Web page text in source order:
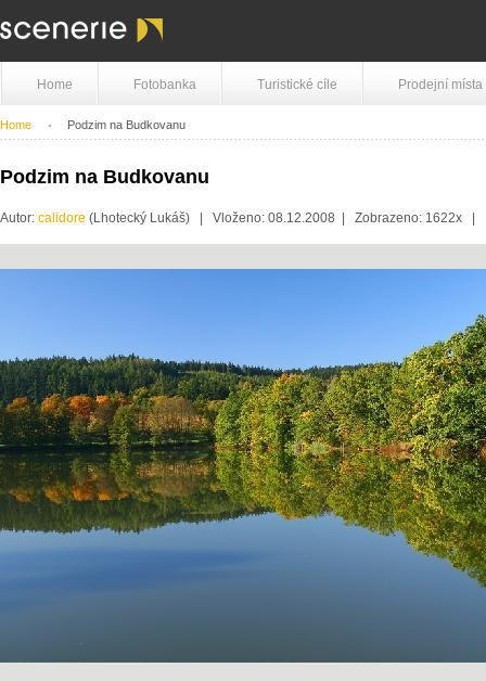
Home Fotobanka Turistické cíle Prodejní místa
Home Podzim na Budkovanu
Podzim na Budkovanu
Autor: calidore (Lhotecký Lukáš) | Vloženo: 08.12.2008 | Zobrazeno: 1622x |